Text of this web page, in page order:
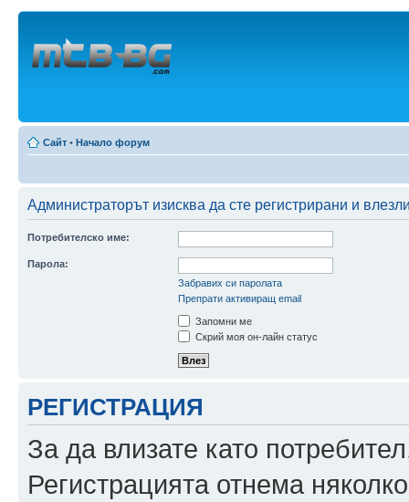
Сайт • Начало форум
Администраторът изисква да сте регистрирани и
Потребителско име:
Парола:
Забравих си паролата
Препрати активиращ email
Запомни ме
Скрий моя он-лайн статус
РЕГИСТРАЦИЯ
За да влизате като
Регистрацията отнема